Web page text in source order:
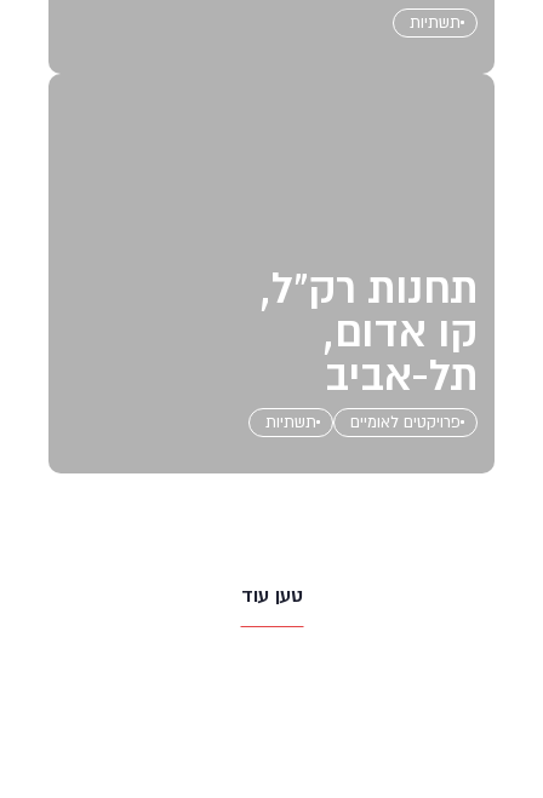
תשתיות
תחנות רק"ל,
קו אדום,
תל-אביב
פרויקטים לאומיים תשתיות
טען עוד